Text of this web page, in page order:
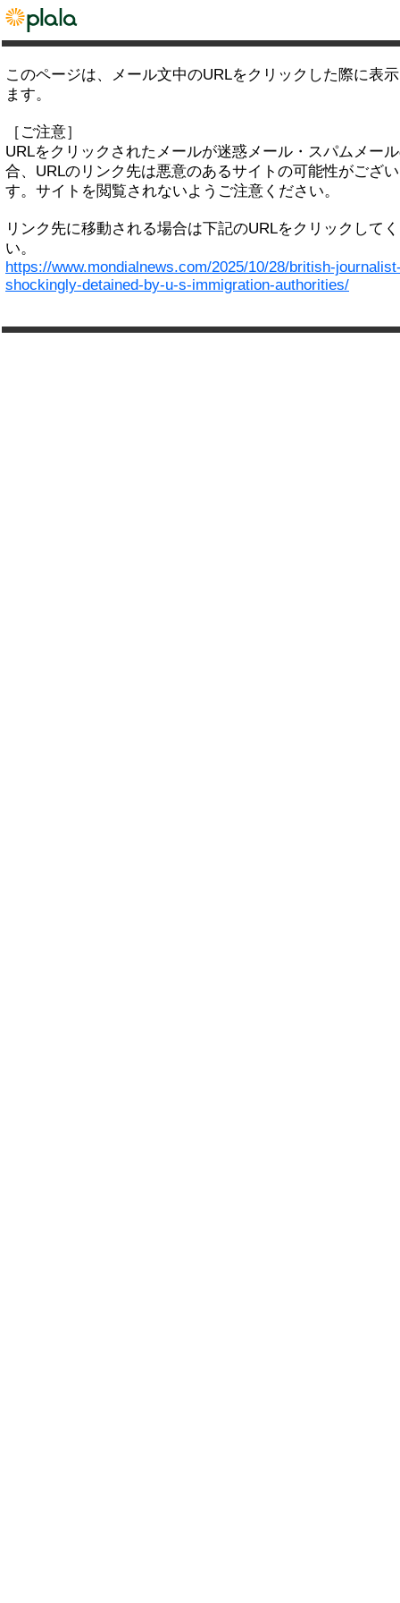
このページは、メール文中のURLをクリックした際に表
ます。
［ご注意］
URLをクリックされたメールが迷惑メール・スパムメー
合、URLのリンク先は悪意のあるサイトの可能性がござ
す。サイトを閲覧されないようご注意ください。
リンク先に移動される場合は下記のURLをクリックして
い。
https://www.mondialnews.com/2025/10/28/british-
shockingly-detained-by-u-s-immigration-authorities/